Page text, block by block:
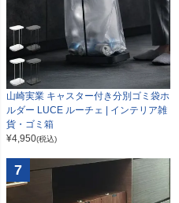
山崎実業 キャスター付き分別ゴミ袋ホ
ルダー LUCE ルーチェ | インテリア雑
貨・ゴミ箱
¥4,950(税込)
7